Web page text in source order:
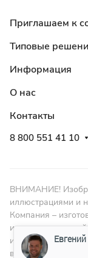
Приглашаем к
Типовые
Информация
О нас
Контакты
8 800 551 41 10
ВНИМАНИЕ!
иллюстрациями и
Компания –
изменения в
изменять
внедрением
Евгений